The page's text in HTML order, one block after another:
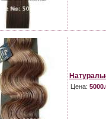
Цена: